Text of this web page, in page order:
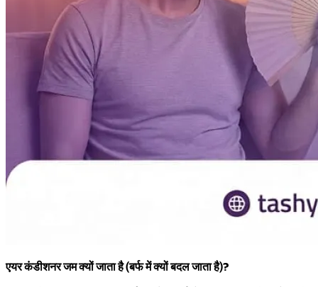
एयर कंडीशनर जम क्यों जाता है (बर्फ में क्यों बदल जाता है)?